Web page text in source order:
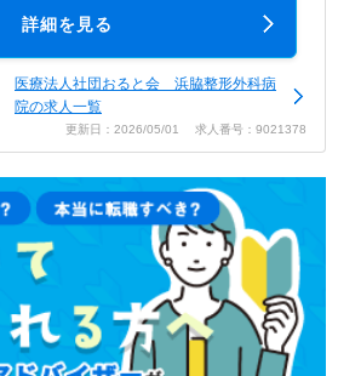
詳細を見る
医療法人社団おると会 浜脇整形外科病
院の求人一覧
更新日：2026/05/01 求人番号：9021378